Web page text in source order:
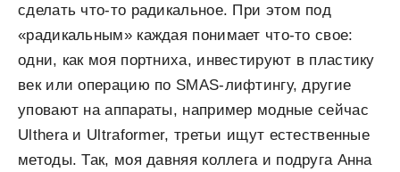
сделать что-то радикальное. При этом под
«радикальным» каждая понимает что-то свое:
одни, как моя портниха, инвестируют в пластику
век или операцию по SMAS-лифтингу, другие
уповают на аппараты, например модные сейчас
Ulthera и Ultraformer, третьи ищут естественные
методы. Так, моя давняя коллега и подруга Анна